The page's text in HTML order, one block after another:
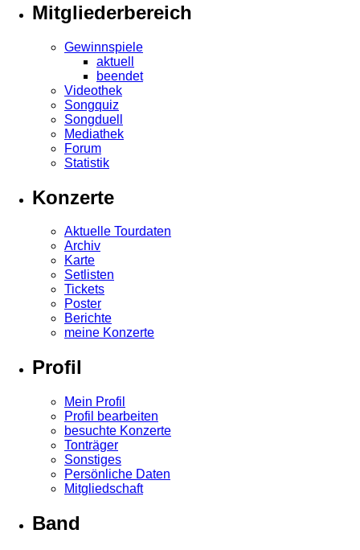
Mitgliederbereich
Gewinnspiele
aktuell
beendet
Videothek
Songquiz
Songduell
Mediathek
Forum
Statistik
Konzerte
Aktuelle Tourdaten
Archiv
Karte
Setlisten
Tickets
Poster
Berichte
meine Konzerte
Profil
Mein Profil
Profil bearbeiten
besuchte Konzerte
Tonträger
Sonstiges
Persönliche Daten
Mitgliedschaft
Band